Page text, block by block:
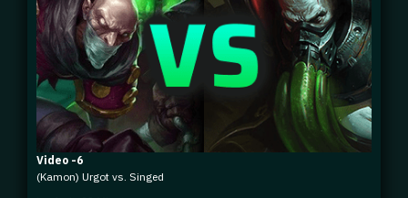
Video -6
(Kamon) Urgot vs. Singed